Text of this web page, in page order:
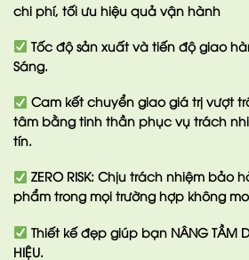
chi phí, tối ưu hiệu quả vận hành
Tốc độ sản xuất và tiến độ giao
Sáng.
Cam kết chuyển giao giá trị vượt
tâm bằng tinh thần phục vụ trách
tín.
ZERO RISK: Chịu trách nhiệm bảo
phẩm trong mọi trường hợp không
Thiết kế đẹp giúp bạn NÂNG TẦM
HIỆU.